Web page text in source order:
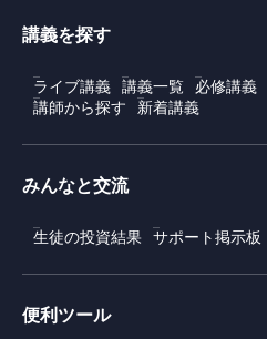
講義を探す
ライブ講義 講義一覧 必修講義
講師から探す
新着講義
みんなと交流
生徒の投資結果 サポート掲示板
便利ツール